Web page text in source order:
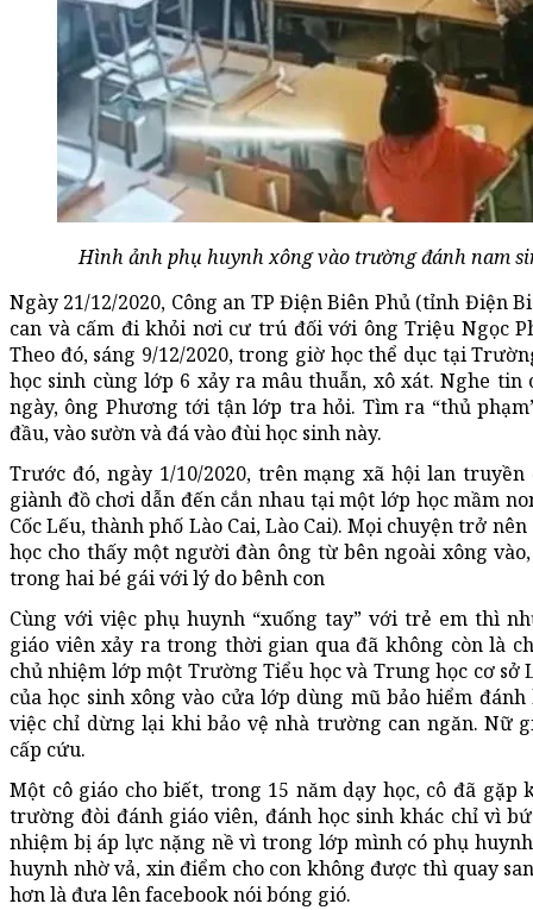
Hình ảnh phụ huynh xông vào trường đánh nam
Ngày 21/12/2020, Công an TP Điện Biên Phủ (tỉnh Điện
can và cấm đi khỏi nơi cư trú đối với ông Triệu Ngọc
Theo đó, sáng 9/12/2020, trong giờ học thể dục tại
học sinh cùng lớp 6 xảy ra mâu thuẫn, xô xát. Nghe
ngày, ông Phương tới tận lớp tra hỏi. Tìm ra “thủ
đầu, vào sườn và đá vào đùi học sinh này.
Trước đó, ngày 1/10/2020, trên mạng xã hội lan
giành đồ chơi dẫn đến cắn nhau tại một lớp học mầm
Cốc Lếu, thành phố Lào Cai, Lào Cai). Mọi chuyện trở
học cho thấy một người đàn ông từ bên ngoài xông
trong hai bé gái với lý do bênh con
Cùng với việc phụ huynh “xuống tay” với trẻ em thì
giáo viên xảy ra trong thời gian qua đã không còn là
chủ nhiệm lớp một Trường Tiểu học và Trung học cơ sở
của học sinh xông vào cửa lớp dùng mũ bảo hiểm
việc chỉ dừng lại khi bảo vệ nhà trường can ngăn. Nữ
cấp cứu.
Một cô giáo cho biết, trong 15 năm dạy học, cô đã
trường đòi đánh giáo viên, đánh học sinh khác chỉ vì
nhiệm bị áp lực nặng nề vì trong lớp mình có phụ
huynh nhờ vả, xin điểm cho con không được thì quay
hơn là đưa lên facebook nói bóng gió.